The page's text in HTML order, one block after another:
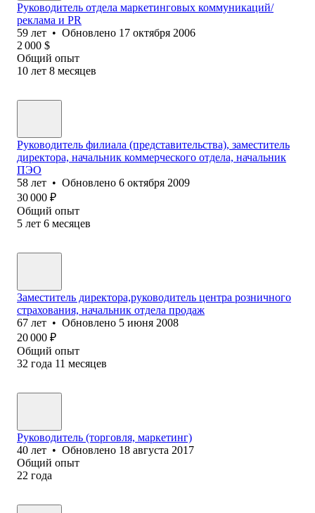
Руководитель отдела маркетинговых коммуникаций/
реклама и PR
59 лет • Обновлено 17 октября 2006
2 000 $
Общий опыт
10 лет 8 месяцев
Руководитель филиала (представительства), заместитель
директора, начальник коммерческого отдела, начальник
ПЭО
58 лет • Обновлено 6 октября 2009
30 000 ₽
Общий опыт
5 лет 6 месяцев
Заместитель директора,руководитель центра розничного
страхования, начальник отдела продаж
67 лет • Обновлено 5 июня 2008
20 000 ₽
Общий опыт
32 года 11 месяцев
Руководитель (торговля, маркетинг)
40 лет • Обновлено 18 августа 2017
Общий опыт
22 года